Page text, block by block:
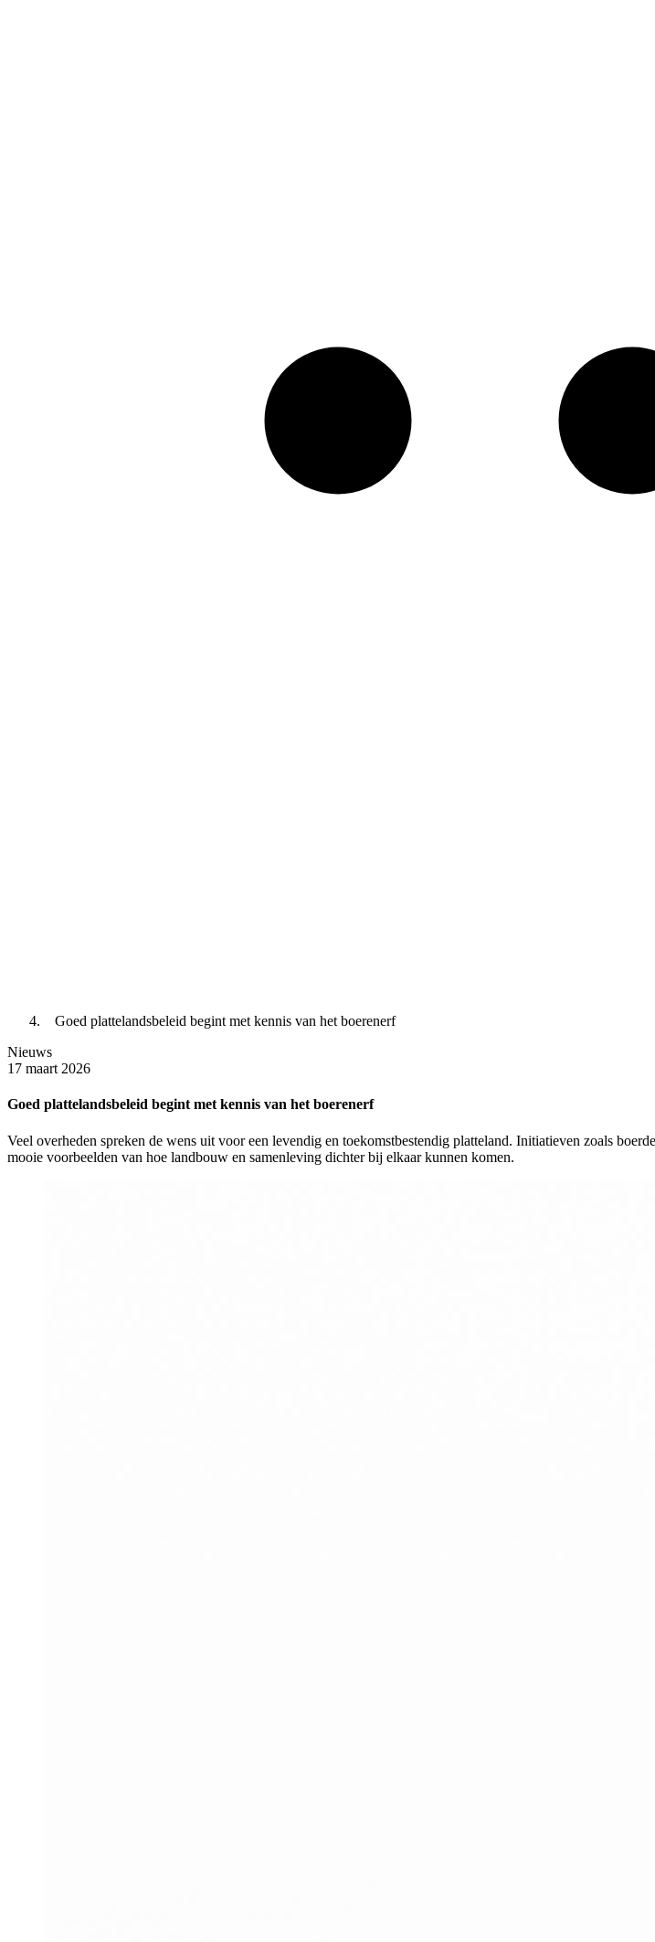
Goed plattelandsbeleid begint met kennis van het boerenerf
Nieuws
17 maart 2026
Goed plattelandsbeleid begint met kennis van het boerenerf
Veel overheden spreken de wens uit voor een levendig en toekomstbestendig platteland. Initiatieven zoals
mooie voorbeelden van hoe landbouw en samenleving dichter bij elkaar kunnen komen.